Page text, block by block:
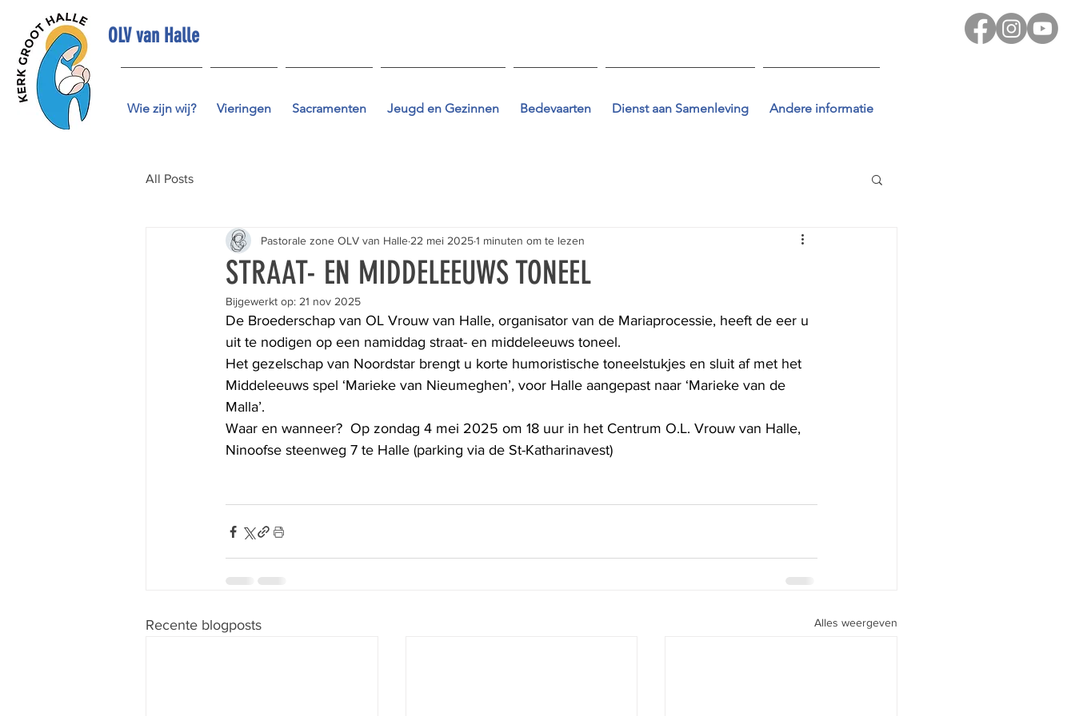
OLV van Halle
Wie zijn wij? Vieringen Sacramenten Jeugd en Gezinnen Bedevaarten Dienst aan Samenleving Andere informatie
All Posts
STRAAT- EN MIDDELEEUWS TONEEL
Pastorale zone OLV van Halle 22 mei 20251 minuten om te lezen
Bijgewerkt op: 21 nov 2025
De Broederschap van OL Vrouw van Halle, organisator van de Mariaprocessie, heeft de eer u
uit te nodigen op een namiddag straat- en middeleeuws toneel.
Het gezelschap van Noordstar brengt u korte humoristische toneelstukjes en sluit af met het
Middeleeuws spel ‘Marieke van Nieumeghen’, voor Halle aangepast naar ‘Marieke van de
Malla’.
Waar en wanneer?  Op zondag 4 mei 2025 om 18 uur in het Centrum O.L. Vrouw van Halle,
Ninoofse steenweg 7 te Halle (parking via de St-Katharinavest)
Recente blogposts Alles weergeven